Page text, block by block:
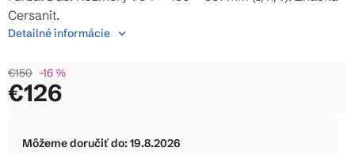
z
5
€150 –16 %
€126
cena:
Môžeme doručiť do:19.8.2026
Cersanit.
Detailné informácie